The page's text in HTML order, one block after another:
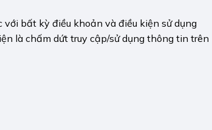
bất kỳ điều khoản và điều kiện sử dụng
là chấm dứt truy cập/sử dụng thông tin trên